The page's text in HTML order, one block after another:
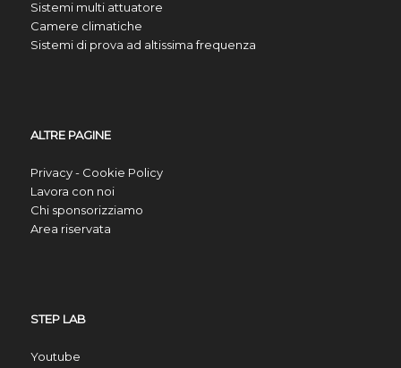
Sistemi multi attuatore
Camere climatiche
Sistemi di prova ad altissima frequenza
ALTRE PAGINE
Privacy - Cookie Policy
Lavora con noi
Chi sponsorizziamo
Area riservata
STEP LAB
Youtube